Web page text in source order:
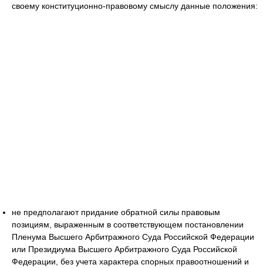
своему конституционно-правовому смыслу данные положения:
не предполагают придание обратной силы правовым
позициям, выраженным в соответствующем постановлении
Пленума Высшего Арбитражного Суда Российской Федерации
или Президиума Высшего Арбитражного Суда Российской
Федерации, без учета характера спорных правоотношений и